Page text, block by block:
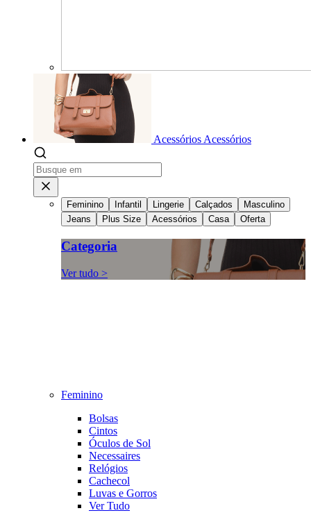
Acessórios Acessórios
Feminino Infantil Lingerie Calçados
Masculino
Jeans
Plus Size Acessórios Casa Oferta
Categoria
Ver tudo >
Feminino
Bolsas
Cintos
Óculos de Sol
Necessaires
Relógios
Cachecol
Luvas e Gorros
Ver Tudo